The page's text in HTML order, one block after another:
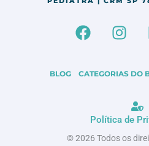
F
a
e
k
I
n
t
r
BLOG CATEGORIAS DO
Política de
© 2026 Todos os